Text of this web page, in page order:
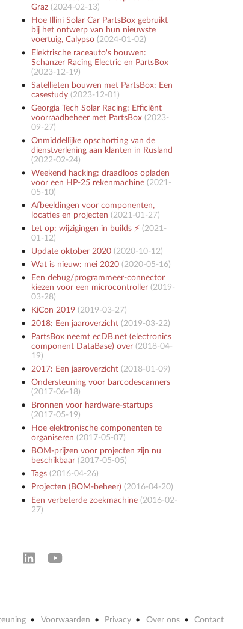
Graz (2024-02-13)
Hoe Illini Solar Car PartsBox gebruikt
bij het ontwerp van hun nieuwste
voertuig, Calypso (2024-01-02)
Elektrische raceauto's bouwen:
Schanzer Racing Electric en PartsBox
(2023-12-19)
Satellieten bouwen met PartsBox: Een
casestudy (2023-12-01 )
Georgia Tech Solar Racing: Efficiënt
voorraadbeheer met PartsBox (2023-
09-27)
Onmiddellijke opschorting van de
dienstverlening aan klanten in Rusland
(2022-02-24)
Weekend hacking: draadloos opladen
voor een HP-25 rekenmachine (2021-
05-10)
Afbeeldingen voor componenten,
locaties en projecten (2021-01-27)
Let op: wijzigingen in builds ⚡️ (2021-
01-12)
Update oktober 2020 (2020-10-12)
Wat is nieuw: mei 2020 (2020-05-16)
Een debug/programmeer-connector
kiezen voor een microcontroller (2019-
03-28)
KiCon 2019 (2019-03-27)
2018: Een jaaroverzicht (2019-03-22)
PartsBox neemt ecDB.net (electronics
component DataBase) over (2018-04-
19)
2017: Een jaaroverzicht (2018-01-09)
Ondersteuning voor barcodescanners
(2017-06-18)
Bronnen voor hardware-startups
(2017-05-19)
Hoe elektronische componenten te
organiseren (2017-05-07)
BOM-prijzen voor projecten zijn nu
beschikbaar (2017-05-05)
Tags (2016-04-26)
Projecten (BOM-beheer) (2016-04-20)
Een verbeterde zoekmachine (2016-02-
27)
Voorwaarden Privacy Over ons Contact